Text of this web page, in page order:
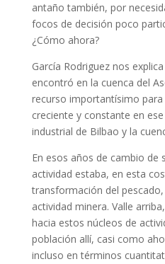
antaño también, por
focos de decisión poco
¿Cómo ahora?
García Rodriguez nos
encontró en la cuenca del
recurso importantísimo
creciente y constante en
industrial de Bilbao y la
En esos años de cambio de
actividad estaba, en esta
transformación del
actividad minera. Valle
hacia estos núcleos de
población allí, casi como
incluso en términos